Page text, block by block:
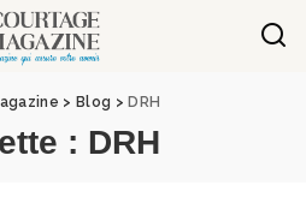
cookies
> Blog > DRH
: DRH